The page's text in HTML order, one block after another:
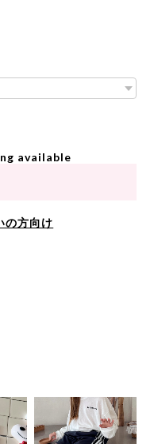
available
の方向け